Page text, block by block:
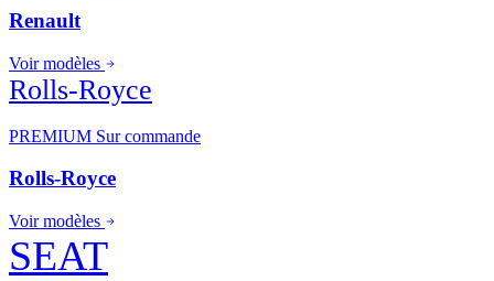
Renault
Voir modèles
Rolls-Royce
PREMIUM Sur commande
Rolls-Royce
Voir modèles
SEAT